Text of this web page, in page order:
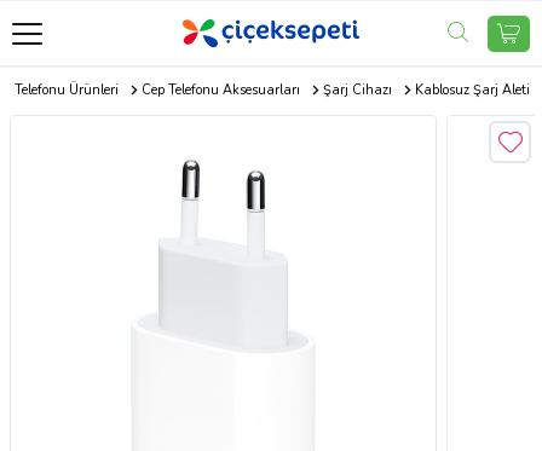
Telefonu Ürünleri Cep Telefonu Aksesuarları Şarj Cihazı Kablosuz Şarj Aleti